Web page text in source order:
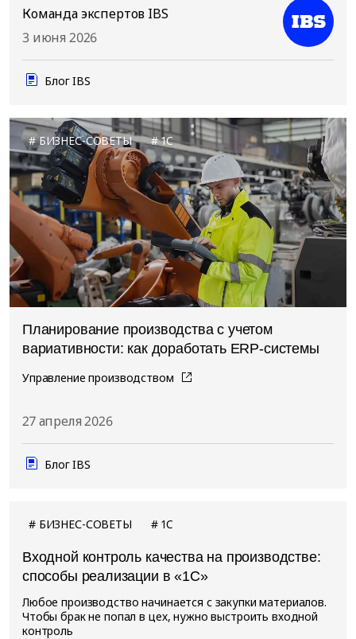
Команда экспертов IBS
3 июня 2026
Блог IBS
БИЗНЕС-СОВЕТЫ 1C
Планирование производства с учетом
вариативности: как доработать ERP-системы
Управление производством
27 апреля 2026
Блог IBS
БИЗНЕС-СОВЕТЫ 1C
Входной контроль качества на производстве:
способы реализации в «1С»
Любое производство начинается с закупки материалов.
Чтобы брак не попал в цех, нужно выстроить входной
контроль